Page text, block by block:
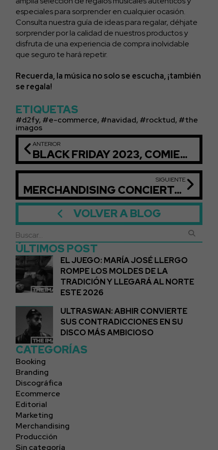
especiales para sorprender en cualquier ocasión.
Consulta nuestra guía de ideas para regalar, déhjate
sorprender por la calidad de nuestros productos y
disfruta de una experiencia de compra inolvidable
que seguro te hará repetir.
Recuerda, la música no solo se escucha, ¡también
se regala!
ETIQUETAS
d2fy, e-commerce, navidad, rocktud, the
imagos
ANTERIOR
BLACK FRIDAY 2023, COMIENZA LA CAMPAÑA CON LAS OFERTAS MÁS ESPERADAS
SIGUIENTE
MERCHANDISING CONCIERTOS: CÓMO VENDERLO
VOLVER A BLOG
ÚLTIMOS POST
EL JUEGO: MARÍA JOSÉ LLERGO
ROMPE LOS MOLDES DE LA
TRADICIÓN Y LLEGARÁ AL NORTE
ESTE 2026
ULTRASWAN: ABHIR CONVIERTE
SUS CONTRADICCIONES EN SU
DISCO MÁS AMBICIOSO
CATEGORÍAS
Booking
Branding
Discográfica
Ecommerce
Editorial
Marketing
Merchandising
Producción
Sin categoría